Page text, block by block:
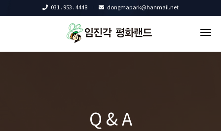
031 . 953 . 4448 dongmapark@hanmail.net
Q & A